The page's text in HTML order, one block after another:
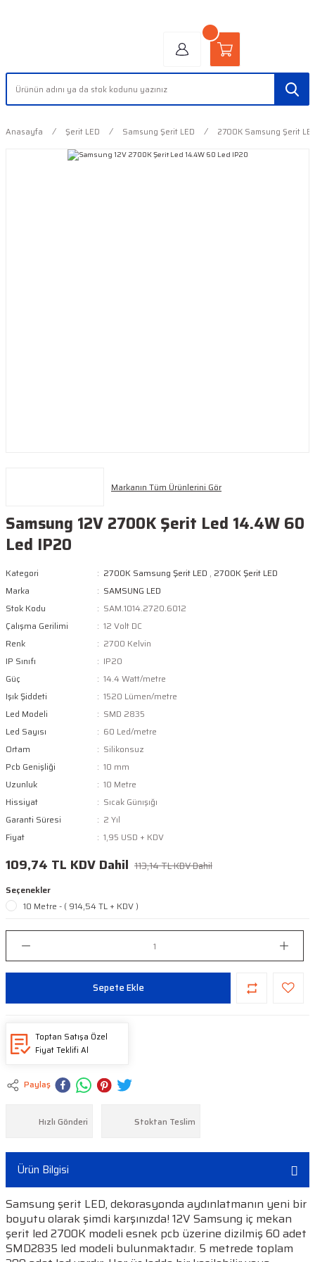
Anasayfa Şerit LED Samsung Şerit LED 2700K Samsung Şerit
Markanın Tüm Ürünlerini Gör
Samsung 12V 2700K Şerit Led 14.4W 60
Led IP20
Kategori 2700K Samsung Şerit LED , 2700K Şerit LED
Marka
SAMSUNG LED
Stok Kodu
SAM.1014.2720.6012
Çalışma Gerilimi
12 Volt DC
Renk
2700 Kelvin
IP Sınıfı
IP20
Güç
14.4 Watt/metre
Işık Şiddeti
1520 Lümen/metre
Led Modeli
SMD 2835
Led Sayısı
60 Led/metre
Ortam
Silikonsuz
Pcb Genişliği
10 mm
Uzunluk
10 Metre
Hissiyat
Sıcak Günışığı
Garanti Süresi
2 Yıl
Fiyat
1,95 USD + KDV
109,74 TL KDV Dahil 113,14 TL KDV Dahil
Seçenekler
10 Metre - ( 914,54 TL + KDV )
Sepete Ekle
Toptan Satışa Özel
Fiyat Teklifi Al
Paylaş
Hızlı Gönderi Stoktan Teslim
Ürün Bilgisi
Samsung şerit LED, dekorasyonda aydınlatmanın yeni bir
boyutu olarak şimdi karşınızda! 12V Samsung iç mekan
şerit led 2700K modeli esnek pcb üzerine dizilmiş 60 adet
SMD2835 led modeli bulunmaktadır. 5 metrede toplam